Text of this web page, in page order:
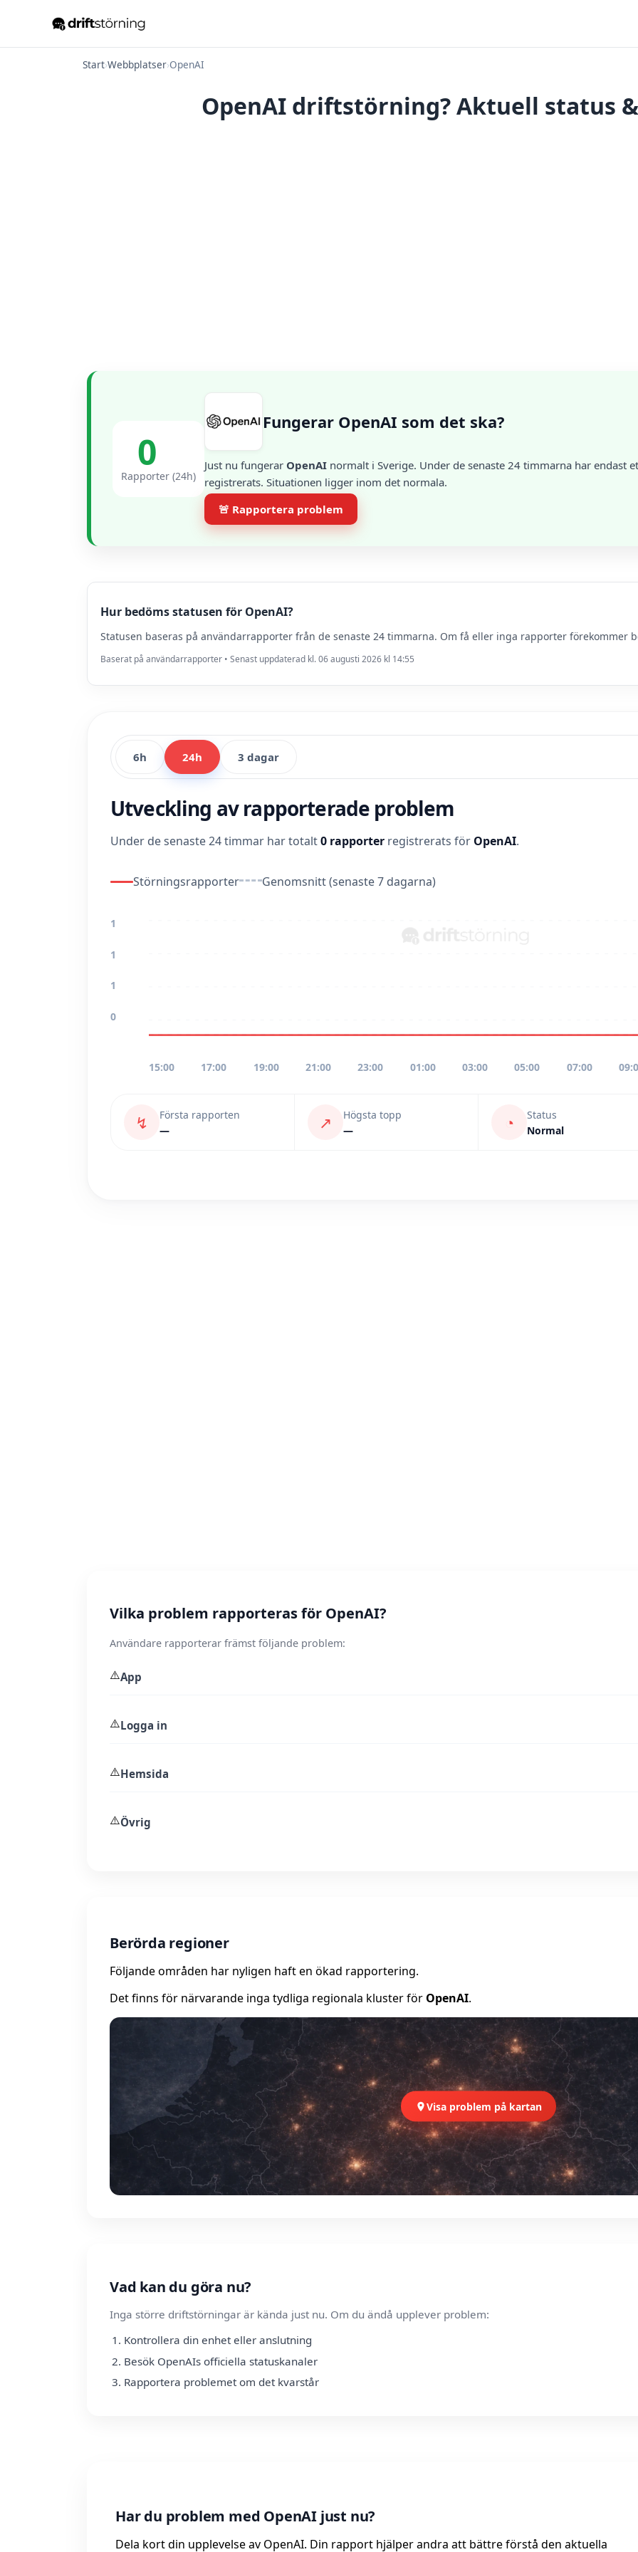
Start›Webbplatser›OpenAI
OpenAI driftstörning? Aktuell status
0
Rapporter (24h)
Fungerar OpenAI som det ska?
Just nu fungerar OpenAI normalt i Sverige. Under de senaste 24 timmarna har endast
registrerats. Situationen ligger inom det normala.
🚨 Rapportera problem
Hur bedöms statusen för OpenAI?
Statusen baseras på användarrapporter från de senaste 24 timmarna. Om få eller inga rapporter förekommer
Baserat på användarrapporter • Senast uppdaterad kl. 06 augusti 2026 kl 14:55
6h 24h 3 dagar
Utveckling av rapporterade problem
Under de senaste 24 timmar har totalt0 rapporter registrerats för OpenAI.
Störningsrapporter Genomsnitt (senaste 7 dagarna)
1
1
1
0
15:00 17:00 19:00 21:00 23:00 01:00 03:00 05:00 07:00
↯
Första rapporten
—
↗
Högsta topp
—
◔
Status
Normal
Vilka problem rapporteras för OpenAI?
Användare rapporterar främst följande problem:
⚠️App
⚠️Logga in
⚠️Hemsida
⚠️Övrig
Berörda regioner
Följande områden har nyligen haft en ökad rapportering.
Det finns för närvarande inga tydliga regionala kluster för OpenAI.
Visa problem på kartan
Vad kan du göra nu?
Inga större driftstörningar är kända just nu. Om du ändå upplever problem:
Kontrollera din enhet eller anslutning
Besök OpenAIs officiella statuskanaler
Rapportera problemet om det kvarstår
Har du problem med OpenAI just nu?
Dela kort din upplevelse av OpenAI. Din rapport hjälper andra att bättre förstå den aktuella